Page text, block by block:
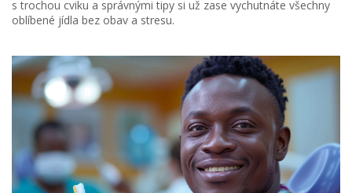
s trochou cviku a správnými tipy si už zase vychutnáte všechny
oblíbené jídla bez obav a stresu.